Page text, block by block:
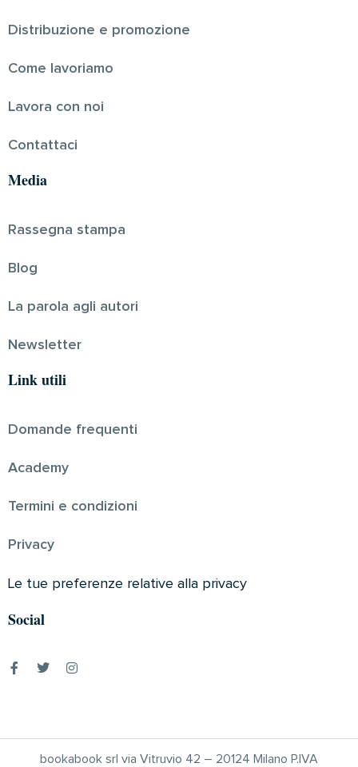
Distribuzione e promozione
Come lavoriamo
Lavora con noi
Contattaci
Media
Rassegna stampa
Blog
La parola agli autori
Newsletter
Link utili
Domande frequenti
Academy
Termini e condizioni
Privacy
Le tue preferenze relative alla privacy
Social
bookabook srl via Vitruvio 42 – 20124 Milano P.IVA